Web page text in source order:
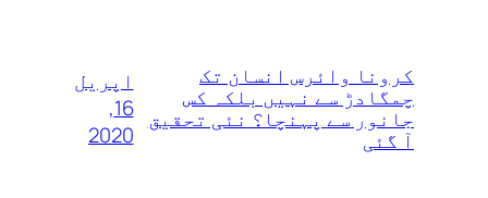
کرونا وائرس انسان تک
چمگادڑ سے نہیں بلکہ کس
جانور سے پہنچا؟ نئی تحقیق
آ گئی
اپریل
16,
2020